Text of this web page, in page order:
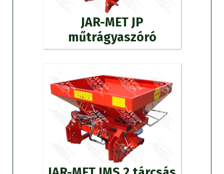
JAR-MET JP
műtrágyaszóró